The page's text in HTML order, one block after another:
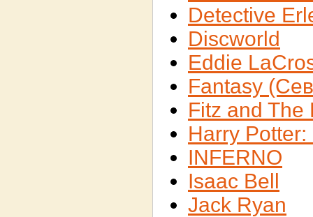
Detective
Discworld
Eddie
Fantasy
Fitz and The
Harry
INFERNO
Isaac Bell
Jack Ryan